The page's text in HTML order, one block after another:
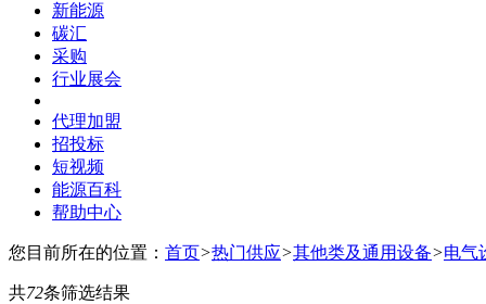
新能源
碳汇
采购
行业展会
代理加盟
招投标
短视频
能源百科
帮助中心
您目前所在的位置： 首页>热门供应>其他类及通用设备>电气
共72条筛选结果